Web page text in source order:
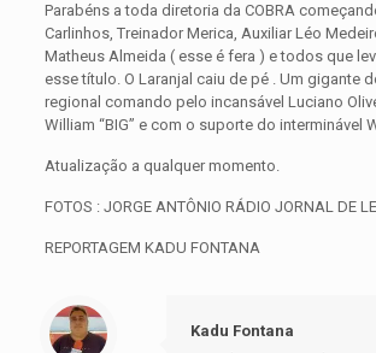
Parabéns a toda diretoria da COBRA
Carlinhos, Treinador Merica, Auxiliar Léo
Matheus Almeida ( esse é fera ) e todos que
esse título. O Laranjal caiu de pé . Um gigante
regional comando pelo incansável Luciano
William “BIG” e com o suporte do interminável
Atualização a qualquer momento.
FOTOS : JORGE ANTÔNIO RÁDIO JORNAL DE
REPORTAGEM KADU FONTANA
Kadu Fontana